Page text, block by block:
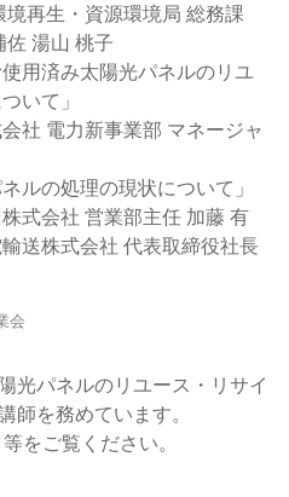
・資源環境局 総務課
佐 湯山 桃子
用済み太陽光パネルのリユ
いて」
力新事業部 マネージャ
ルの処理の現状について」
社 営業部主任 加藤 有
会社 代表取締役社長
会
光パネルのリユース・リサイ
師を務めています。
をご覧ください。